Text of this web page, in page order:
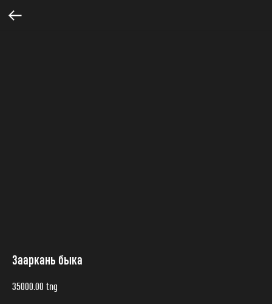
Зааркань быка
35000.00 tng